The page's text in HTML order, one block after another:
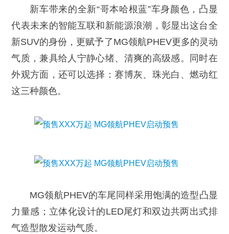
新车带来的全新“哥本哈根蓝”车身颜色，凸显
代表未来的智能互联和新能源浪潮，彰显出这台全
新SUV的身份，更赋予了MG领航PHEV更多的灵动
气质，兼具给人宁静心绪、清爽的高级感。同时在
外观方面，还可以选择：赛博灰、珠光白、燃动红
这三种颜色。
MG领航PHEV的车尾同样采用饱满的造型凸显
力量感；立体化设计的LED尾灯和双边共两出式排
气造型散发运动气质。